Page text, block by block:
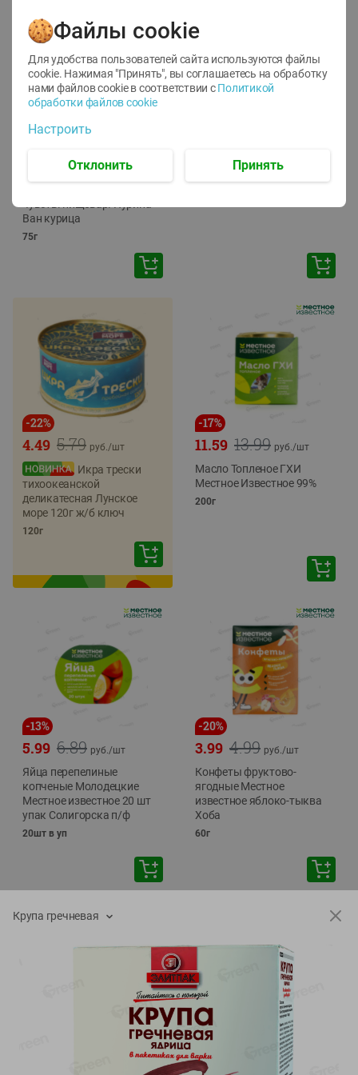
- 12
руб./шт
Ван курица
75г
ТОФУ Vegetus ТВЕРДЫЙ
-22%
5.79
4.49 руб./шт
Икра трески
тихоокеанской
деликатесная Лунское
море 120г ж/б ключ
120г
-17%
13.99
11.59 руб./шт
Масло Топленое ГХИ
Местное Известное 99%
200г
-13%
6.89
5.99 руб./шт
Яйца перепелиные
копченые Молодецкие
Местное известное 20 шт
упак Солигорска п/ф
20шт в уп
-20%
4.99
3.99 руб./шт
Конфеты фруктово-
ягодные Местное
известное яблоко-тыква
Хоба
60г
Показать 15-28 из 77
Крупа гречневая
Файлы cookie
Для удобства пользователей сайта используются файлы
cookie. Нажимая "Принять", вы соглашаетесь на обработку
нами файлов cookie в соответствии с Политикой
обработки файлов cookie
Настроить
Отклонить Принять